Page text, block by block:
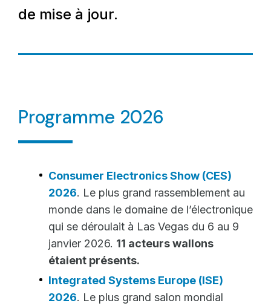
de mise à jour.
Programme 2026
Consumer Electronics Show (CES)
2026. Le plus grand rassemblement au
monde dans le domaine de l’électronique
qui se déroulait à Las Vegas du 6 au 9
janvier 2026. 11 acteurs wallons
étaient présents.
Integrated Systems Europe (ISE)
2026. Le plus grand salon mondial